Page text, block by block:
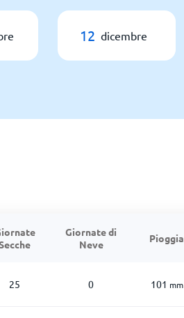
12 dicembre
Giornate di
Neve
Pioggia
25 0 101 mm